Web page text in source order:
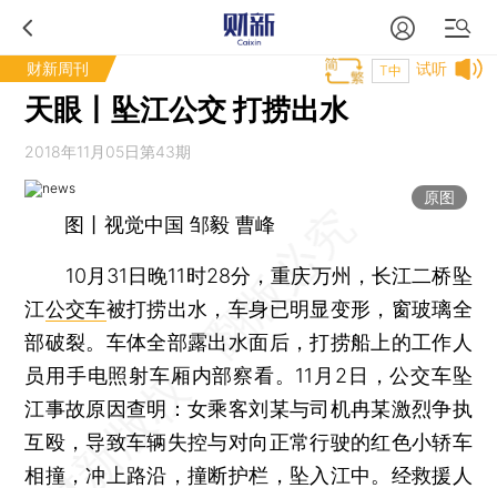
财新周刊 试听
T中
天眼丨坠江公交 打捞出水
2018年11月05日第43期
原图
图丨视觉中国 邹毅 曹峰
10月31日晚11时28分，重庆万州，长江二桥坠
江公交车被打捞出水，车身已明显变形，窗玻璃全
部破裂。车体全部露出水面后，打捞船上的工作人
员用手电照射车厢内部察看。11月2日，公交车坠
江事故原因查明：女乘客刘某与司机冉某激烈争执
互殴，导致车辆失控与对向正常行驶的红色小轿车
相撞，冲上路沿，撞断护栏，坠入江中。经救援人